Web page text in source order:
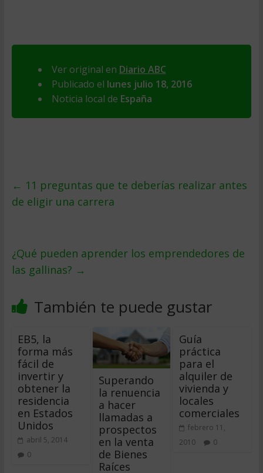
Ver original en Diario ABC
Publicado el lunes julio 18, 2016
Noticia local de España
← 11 preguntas que te deberías realizar antes
de eligir una carrera
¿Qué pueden aprender los emprendedores de
las gallinas? →
También te puede gustar
EB5, la
forma más
fácil de
invertir y
obtener la
residencia
en Estados
Unidos
abril 5, 2014
0
Superando
la renuencia
a hacer
llamadas a
prospectos
en la venta
de Bienes
Raíces
Guía
práctica
para el
alquiler de
vivienda y
locales
comerciales
febrero 11,
2010
0